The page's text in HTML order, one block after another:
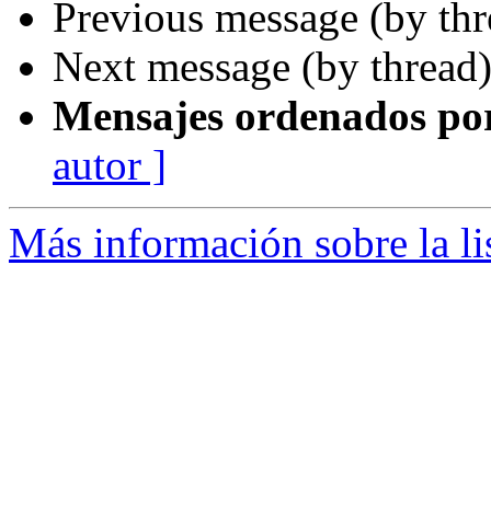
Previous message (by
Next message (by
Mensajes ordenados
autor ]
Más información sobre la